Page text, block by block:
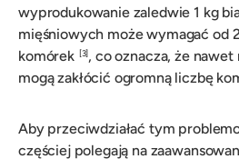
wyprodukowanie zaledwie 1 kg
mięśniowych może wymagać od
komórek
[3], co oznacza, że
mogą zakłócić ogromną liczbę
Aby przeciwdziałać tym
częściej polegają na